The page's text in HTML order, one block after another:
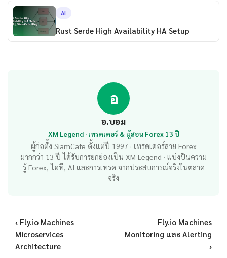
AI
Rust Serde High Availability HA Setup
อ
อ.บอม
XM Legend · เทรดเดอร์ & ผู้สอน Forex 13 ปี
ผู้ก่อตั้ง SiamCafe ตั้งแต่ปี 1997 · เทรดเดอร์สาย Forex
มากกว่า 13 ปี ได้รับการยกย่องเป็น XM Legend · แบ่งปันความ
รู้ Forex, ไอที, AI และการเทรด จากประสบการณ์จริงในตลาด
จริง
‹ Fly.io Machines
Microservices
Architecture
Fly.io Machines
Monitoring และ Alerting
›